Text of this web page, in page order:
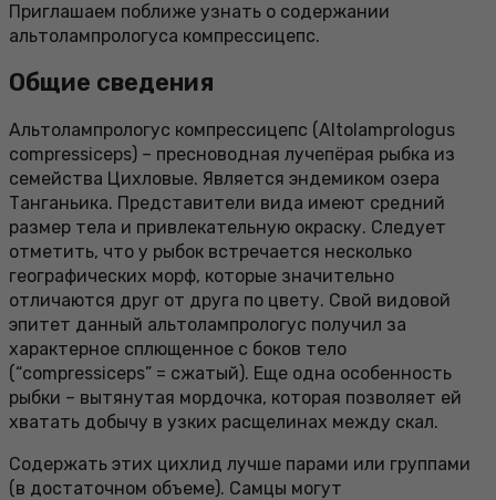
Приглашаем поближе узнать о содержании
альтолампрологуса компрессицепс.
Общие сведения
Альтолампрологус компрессицепс (Altolamprologus
compressiceps) – пресноводная лучепёрая рыбка из
семейства Цихловые. Является эндемиком озера
Танганьика. Представители вида имеют средний
размер тела и привлекательную окраску. Следует
отметить, что у рыбок встречается несколько
географических морф, которые значительно
отличаются друг от друга по цвету. Свой видовой
эпитет данный альтолампрологус получил за
характерное сплющенное с боков тело
(“compressiceps” = сжатый). Еще одна особенность
рыбки – вытянутая мордочка, которая позволяет ей
хватать добычу в узких расщелинах между скал.
Содержать этих цихлид лучше парами или группами
(в достаточном объеме). Самцы могут